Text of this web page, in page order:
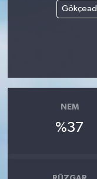
NEM
%37
Yerel Haber